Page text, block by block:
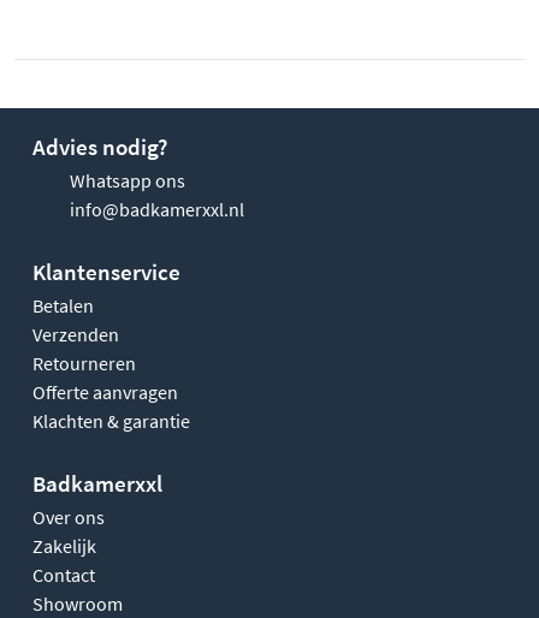
Advies nodig?
Whatsapp ons
info@badkamerxxl.nl
Klantenservice
Betalen
Verzenden
Retourneren
Offerte aanvragen
Klachten & garantie
Badkamerxxl
Over ons
Zakelijk
Contact
Showroom